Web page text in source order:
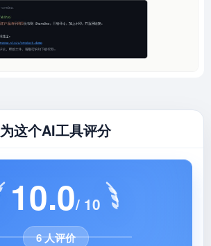
为这个AI工具评分
10.0/ 10
6 人评价